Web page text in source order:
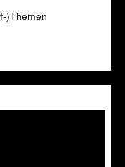
)Themen